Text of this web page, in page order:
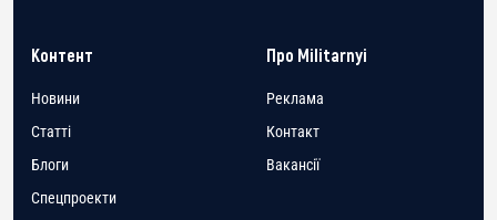
Контент
Новини
Статті
Блоги
Спецпроекти
Про Militarnyi
Реклама
Контакт
Вакансії